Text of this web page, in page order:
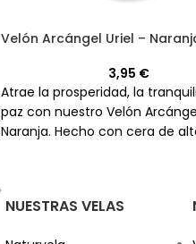
Velón Arcángel Uriel –
3,95 €
Atrae la prosperidad, la
paz con nuestro Velón
Naranja. Hecho con cera de
NUESTRAS VELAS